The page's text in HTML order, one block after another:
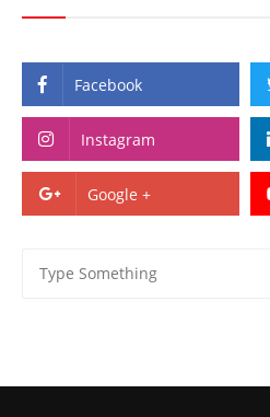
Facebook
Instagram
Google +